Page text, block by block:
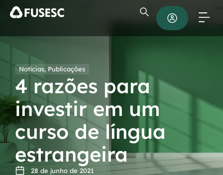
Notícias, Publicações
4 razões para
investir em um
curso de língua
estrangeira
28 de junho de 2021